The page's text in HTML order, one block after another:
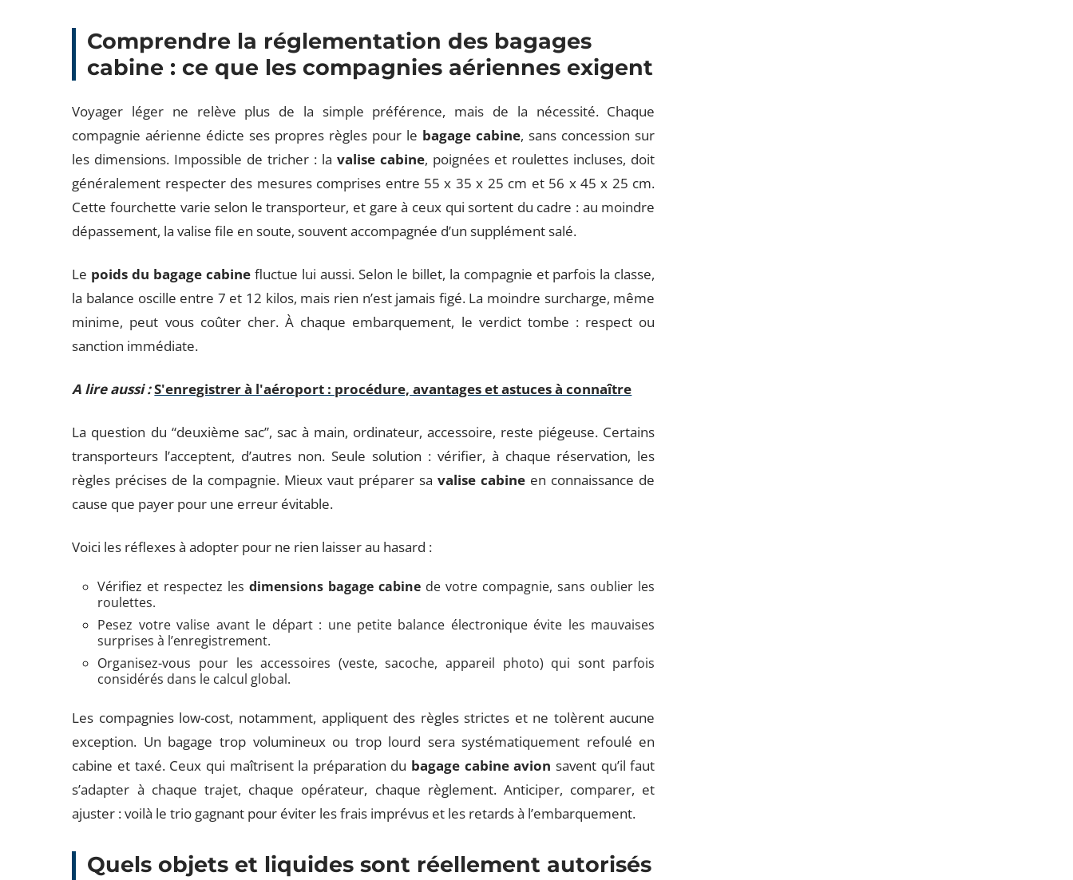
Comprendre la réglementation des bagages
cabine : ce que les compagnies aériennes exigent
Voyager léger ne relève plus de la simple préférence, mais de la nécessité. Chaque
compagnie aérienne édicte ses propres règles pour le bagage cabine, sans concession sur
les dimensions. Impossible de tricher : lavalise cabine, poignées et roulettes incluses, doit
généralement respecter des mesures comprises entre 55 x 35 x 25 cm et 56 x 45 x 25 cm.
Cette fourchette varie selon le transporteur, et gare à ceux qui sortent du cadre : au moindre
dépassement, la valise file en soute, souvent accompagnée d’un supplément salé.
Le poids du bagage cabine fluctue lui aussi. Selon le billet, la compagnie et parfois la classe,
la balance oscille entre 7 et 12 kilos, mais rien n’est jamais figé. La moindre surcharge, même
minime, peut vous coûter cher. À chaque embarquement, le verdict tombe : respect ou
sanction immédiate.
A lire aussi :S'enregistrer à l'aéroport : procédure, avantages et astuces à connaître
La question du “deuxième sac”, sac à main, ordinateur, accessoire, reste piégeuse. Certains
transporteurs l’acceptent, d’autres non. Seule solution : vérifier, à chaque réservation, les
règles précises de la compagnie. Mieux vaut préparer savalise cabine en connaissance de
cause que payer pour une erreur évitable.
Voici les réflexes à adopter pour ne rien laisser au hasard :
Vérifiez et respectez lesdimensions bagage cabine de votre compagnie, sans oublier les
roulettes.
Pesez votre valise avant le départ : une petite balance électronique évite les mauvaises
surprises à l’enregistrement.
Organisez-vous pour les accessoires (veste, sacoche, appareil photo) qui sont parfois
considérés dans le calcul global.
Les compagnies low-cost, notamment, appliquent des règles strictes et ne tolèrent aucune
exception. Un bagage trop volumineux ou trop lourd sera systématiquement refoulé en
cabine et taxé. Ceux qui maîtrisent la préparation du bagage cabine avion savent qu’il faut
s’adapter à chaque trajet, chaque opérateur, chaque règlement. Anticiper, comparer, et
ajuster : voilà le trio gagnant pour éviter les frais imprévus et les retards à l’embarquement.
Quels objets et liquides sont réellement autorisés